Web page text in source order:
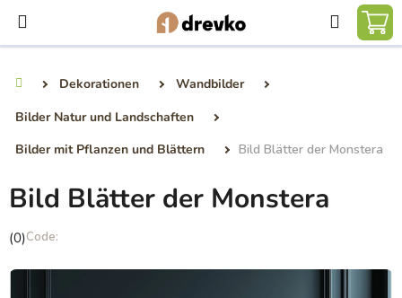
Inhalt
springen
Suchen
Dekorationen
Wandbilder
Bilder Natur und Landschaften
Bilder mit Pflanzen und Blättern
Bild Blätter der Monstera
Bild Blätter der Monstera
Die
Produktbewertung
(0)